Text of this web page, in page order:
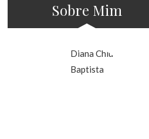
Sobre Mim